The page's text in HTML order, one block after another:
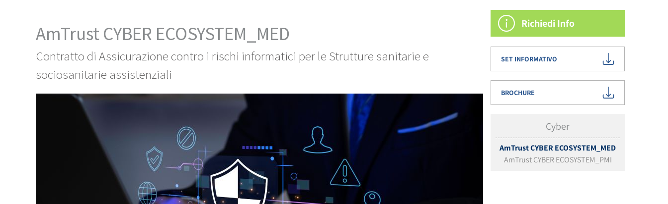
AmTrust CYBER ECOSYSTEM_MED
Contratto di Assicurazione contro i rischi informatici per le Strutture sanitarie e
sociosanitarie assistenziali
Richiedi Info
SET INFORMATIVO
BROCHURE
Cyber
AmTrust CYBER ECOSYSTEM_MED
AmTrust CYBER ECOSYSTEM_PMI